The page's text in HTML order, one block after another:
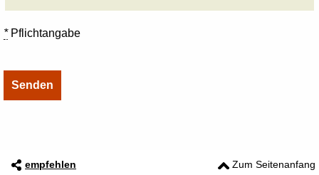
*Pflichtangabe
empfehlen Zum Seitenanfang